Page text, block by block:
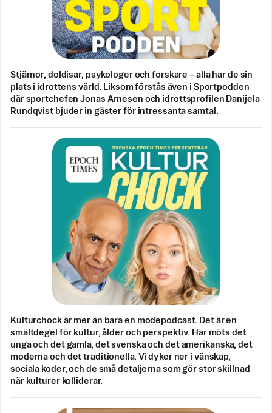
Stjärnor, doldisar, psykologer och forskare – alla har de sin
plats i idrottens värld. Liksom förstås även i Sportpodden
där sportchefen Jonas Arnesen och idrottsprofilen Danijela
Rundqvist bjuder in gäster för intressanta samtal.
Kulturchock är mer än bara en modepodcast. Det är en
smältdegel för kultur, ålder och perspektiv. Här möts det
unga och det gamla, det svenska och det amerikanska, det
moderna och det traditionella. Vi dyker ner i vänskap,
sociala koder, och de små detaljerna som gör stor skillnad
när kulturer kolliderar.